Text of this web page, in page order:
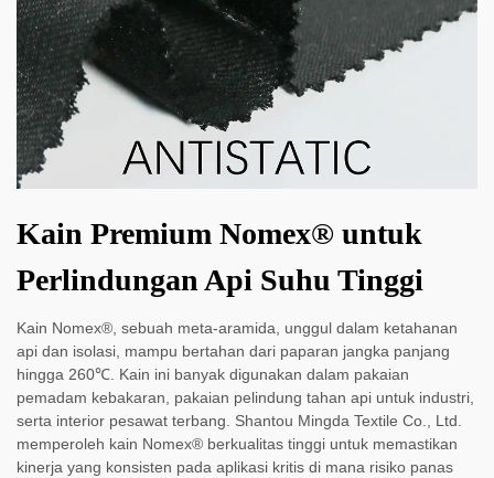
Kain Premium Nomex® untuk
Perlindungan Api Suhu Tinggi
Kain Nomex®, sebuah meta-aramida, unggul dalam ketahanan
api dan isolasi, mampu bertahan dari paparan jangka panjang
hingga 260℃. Kain ini banyak digunakan dalam pakaian
pemadam kebakaran, pakaian pelindung tahan api untuk industri,
serta interior pesawat terbang. Shantou Mingda Textile Co., Ltd.
memperoleh kain Nomex® berkualitas tinggi untuk memastikan
kinerja yang konsisten pada aplikasi kritis di mana risiko panas